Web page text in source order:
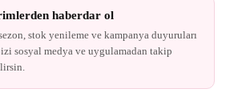
haberdar ol
stok yenileme ve kampanya duyuruları
sosyal medya ve uygulamadan takip